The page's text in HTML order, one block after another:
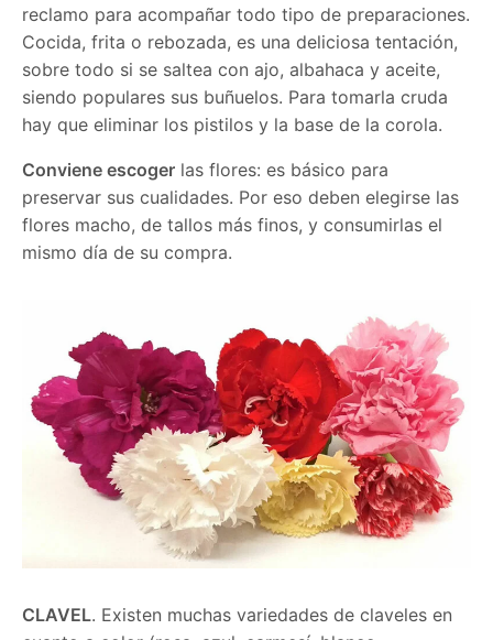
reclamo para acompañar todo tipo de preparaciones.
Cocida, frita o rebozada, es una deliciosa tentación,
sobre todo si se saltea con ajo, albahaca y aceite,
siendo populares sus buñuelos. Para tomarla cruda
hay que eliminar los pistilos y la base de la corola.
Conviene escoger las flores: es básico para
preservar sus cualidades. Por eso deben elegirse las
flores macho, de tallos más finos, y consumirlas el
mismo día de su compra.
CLAVEL. Existen muchas variedades de claveles en